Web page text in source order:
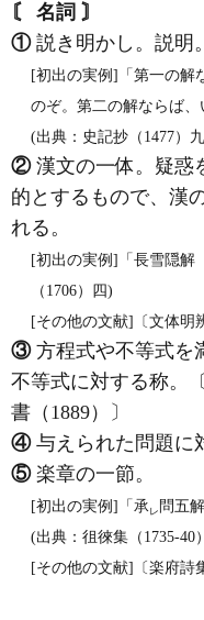
〘 名詞 〙
①説き明かし。説明
[初出の実例]「第一の解
のぞ。第二の解ならば、
(出典：史記抄（1477）
②漢文の一体。疑惑
的とするもので、漢
れる。
[初出の実例]「長雪隠解
（1706）四)
[その他の文献]〔文体明
③方程式や不等式を
不等式に対する称。
書（1889）〕
④与えられた問題に
⑤楽章の一節。
[初出の実例]「承 レ 問五
(出典：徂徠集（1735‐40
[その他の文献]〔楽府詩